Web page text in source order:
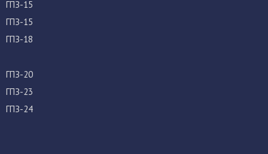
ГПЗ-15
ГПЗ-15
ГПЗ-18
ГПЗ-20
ГПЗ-23
ГПЗ-24